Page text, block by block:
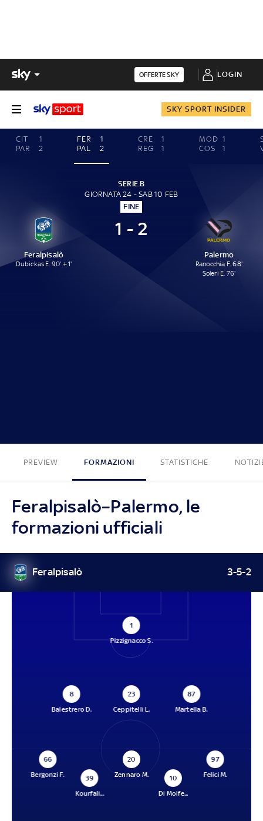
OFFERTE SKY LOGIN
SKY SPORT INSIDER
CIT
1
PAR
2
FER
1
PAL
2
CRE
1
REG
1
MOD 1
COS
1
SERIE B
GIORNATA 24 - SAB 10 FEB
FINE
Feralpisalò
Dubickas E. 90' + 1'
1 - 2
Palermo
Ranocchia F. 68'
Soleri E. 76'
PREVIEW FORMAZIONI STATISTICHE
Feralpisalò–Palermo, le
formazioni ufficiali
Feralpisalò 3-5-2
1
Pizzignacco S.
8
Balestrero D.
23
Ceppitelli L.
87
Martella B.
66
Bergonzi F.
39
Kourfali...
20
Zennaro M.
10
Di Molfe...
97
Felici M.